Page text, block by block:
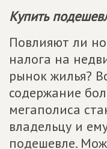
Купить
Повлияют ли
налога на
рынок жилья?
содержание
мегаполиса
владельцу и
подешевле.